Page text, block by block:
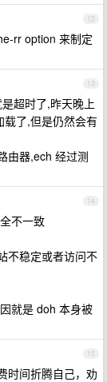
12
rr option 来制定
13
超时了,昨天晚上
了,但是仍然会有
由器,ech 经过测
14
不一致
不稳定或者访问不
就是 doh 本身被
15
时间折腾自己，劝